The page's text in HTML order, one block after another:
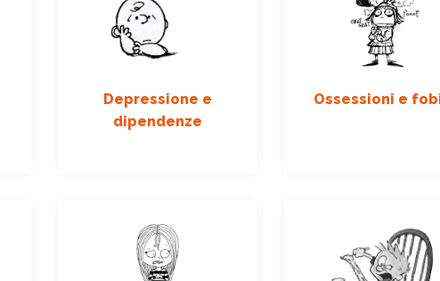
Depressione e
dipendenze
Ossessioni e